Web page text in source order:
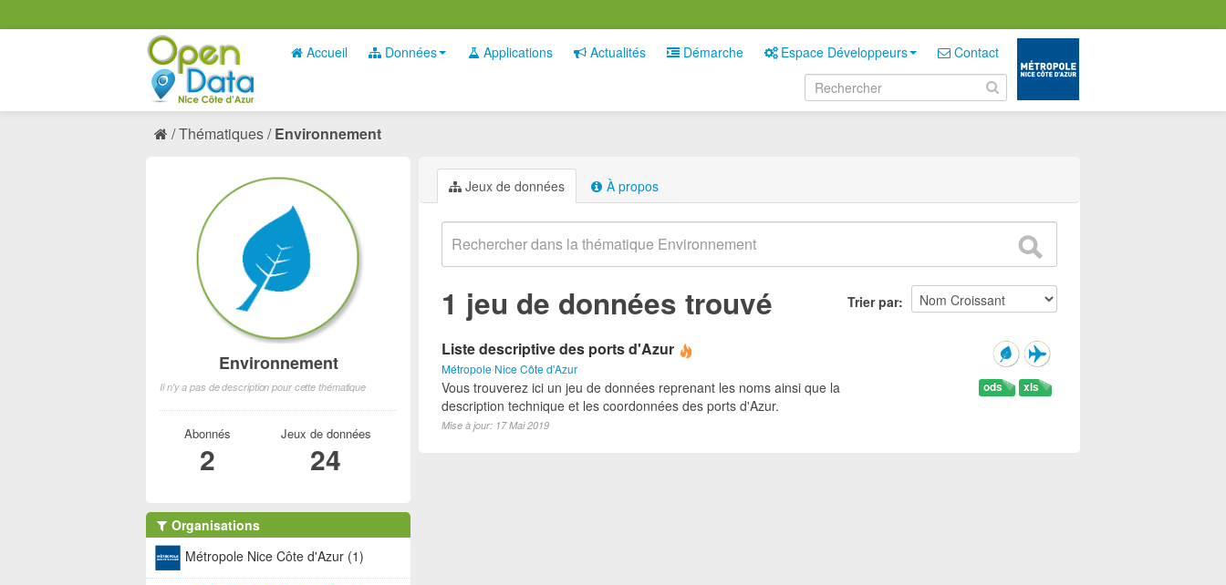
Accueil Données Applications Actualités Démarche Espace Développeurs Contact
Thématiques Environnement
Jeux de données À propos
Trier par
1 jeu de données trouvé
Liste descriptive des ports d'Azur
Métropole Nice Côte d'Azur
xls
ods
Vous trouverez ici un jeu de données reprenant les noms ainsi que la
description technique et les coordonnées des ports d'Azur.
Mise à jour: 17 Mai 2019
Environnement
Il n'y a pas de description pour cette thématique
Abonnés
2
Jeux de données
24
Organisations
Métropole Nice Côte d'Azur (1)